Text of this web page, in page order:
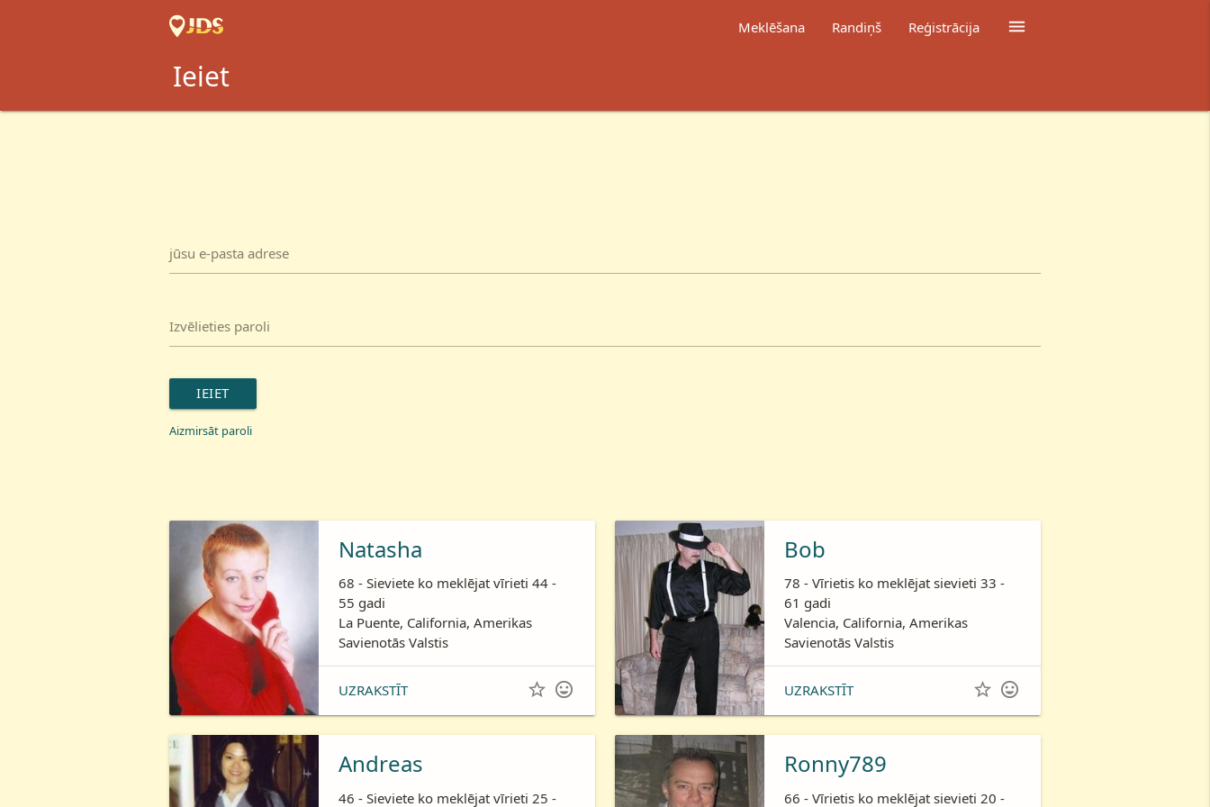

Meklēšana Randiņš Reģistrācija
Ieiet
jūsu e-pasta adrese
Izvēlieties paroli
IEIET
Aizmirsāt paroli
Natasha
68 - Sieviete ko meklējat vīrieti 44 -
55 gadi
La Puente, California, Amerikas
Savienotās Valstis
UZRAKSTĪT  
Bob
78 - Vīrietis ko meklējat sievieti 33 -
61 gadi
Valencia, California, Amerikas
Savienotās Valstis
UZRAKSTĪT  
Andreas
46 - Sieviete ko meklējat vīrieti 25 -
Ronny789
66 - Vīrietis ko meklējat sievieti 20 -